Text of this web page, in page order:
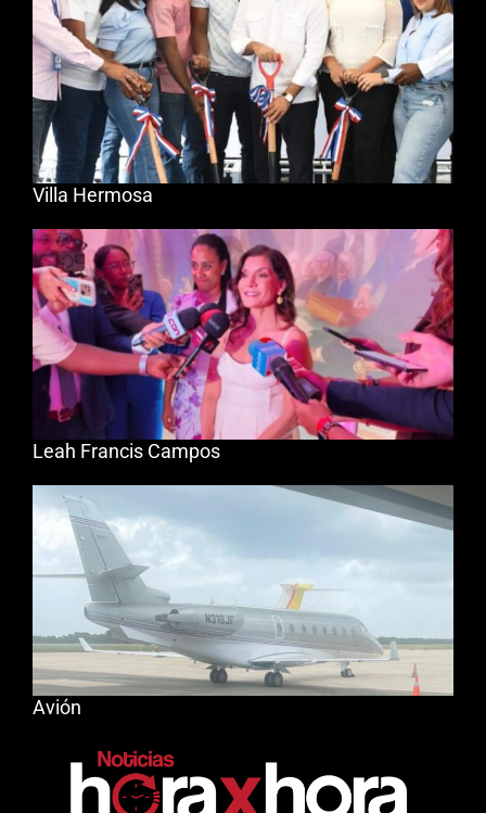
Villa Hermosa
Leah Francis Campos
Avión